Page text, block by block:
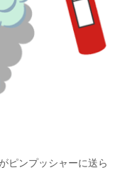
ピンプッシャーに送ら